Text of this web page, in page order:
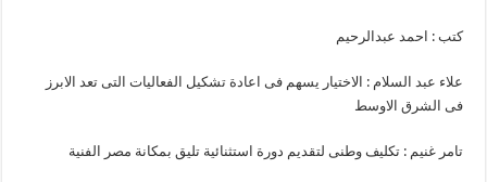
كتب : احمد عبدالرحيم
علاء عبد السلام : الاختيار يسهم فى اعادة تشكيل الفعاليات التى تعد الابرز
فى الشرق الاوسط
تامر غنيم : تكليف وطنى لتقديم دورة استثنائية تليق بمكانة مصر الفنية